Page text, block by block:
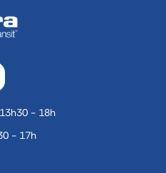
- 18h
- 17h